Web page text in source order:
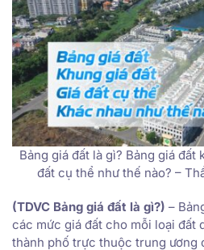
Bảng giá đất là gì? Bảng giá đất
đất cụ thể như thế nào? –
(TDVC Bảng giá đất là gì?) –
các mức giá đất cho mỗi loại đất
thành phố trực thuộc trung ương